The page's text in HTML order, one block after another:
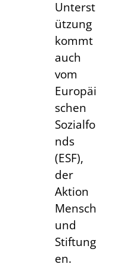
Unterst
ützung
kommt
auch
vom
Europäi
schen
Sozialfo
nds
(ESF),
der
Aktion
Mensch
und
Stiftung
en.